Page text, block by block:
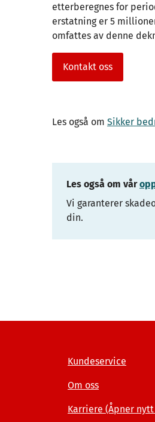
etterberegnes for
erstatning er 5
omfattes av denne
Kontakt oss
Les også om Sikker
Les også om vår
Vi garanterer
din.
Kundeservice
Om oss
Karriere (Åpner